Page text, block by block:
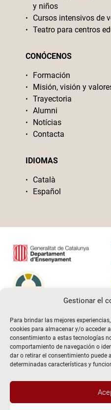
Gestionar el
Para brindar las mejores
cookies para almacenar y/o acceder
consentimiento a estas tecnologías
comportamiento de navegación o
dar o retirar el consentimiento puede
determinadas características y
y niños
Cursos intensivos de
Teatro para centros
CONÓCENOS
Formación
Misión, visión y
Trayectoria
Alumni
Notícias
Contacta
IDIOMAS
Català
Español